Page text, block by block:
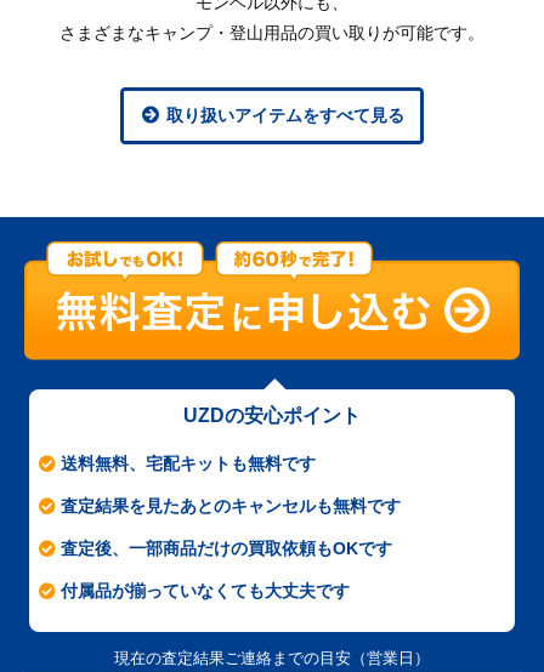
さまざまなキャンプ・登山用品の買い取りが可能です。
取り扱いアイテムをすべて見る
UZDの安心ポイント
送料無料、宅配キットも無料です
査定結果を見たあとのキャンセルも無料です
査定後、一部商品だけの買取依頼もOKです
付属品が揃っていなくても大丈夫です
現在の査定結果ご連絡までの目安（営業日）